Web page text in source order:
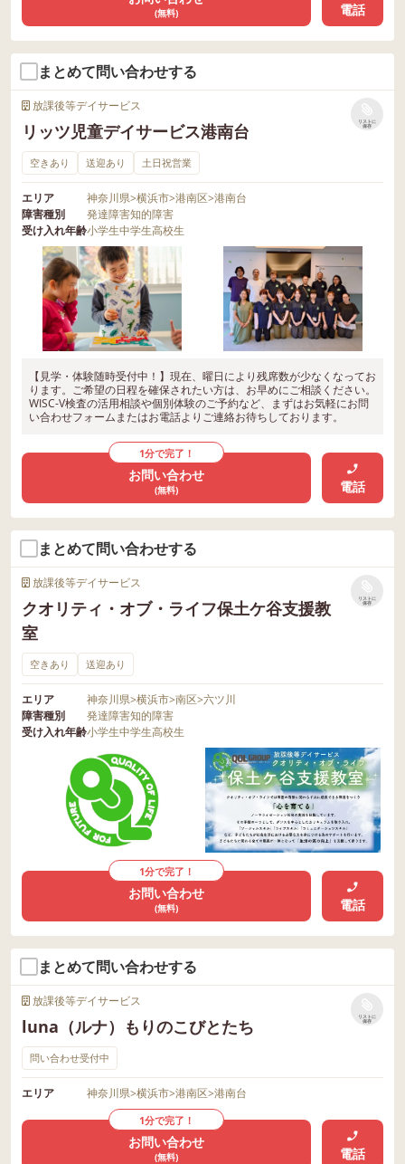
(無料) 電話
まとめて問い合わせする
放課後等デイサービス
リッツ児童デイサービス港南台
リストに
保存
空きあり 送迎あり 土日祝営業
エリア 神奈川県>横浜市>港南区>港南台
障害種別
発達障害知的障害
受け入れ年齢小学生中学生高校生
【見学・体験随時受付中！】現在、曜日により残席数が少なくなってお
ります。ご希望の日程を確保されたい方は、お早めにご相談ください。
WISC-V検査の活用相談や個別体験のご予約など、まずはお気軽にお問
い合わせフォームまたはお電話よりご連絡お待ちしております。
1分で完了！
お問い合わせ
(無料) 電話
まとめて問い合わせする
放課後等デイサービス
クオリティ・オブ・ライフ保土ケ谷支援教
室
リストに
保存
空きあり 送迎あり
エリア 神奈川県>横浜市>南区>六ツ川
障害種別
発達障害知的障害
受け入れ年齢小学生中学生高校生
1分で完了！
お問い合わせ
(無料) 電話
まとめて問い合わせする
放課後等デイサービス
luna（ルナ）もりのこびとたち
リストに
保存
問い合わせ受付中
エリア 神奈川県>横浜市>港南区>港南台
1分で完了！
お問い合わせ
(無料) 電話